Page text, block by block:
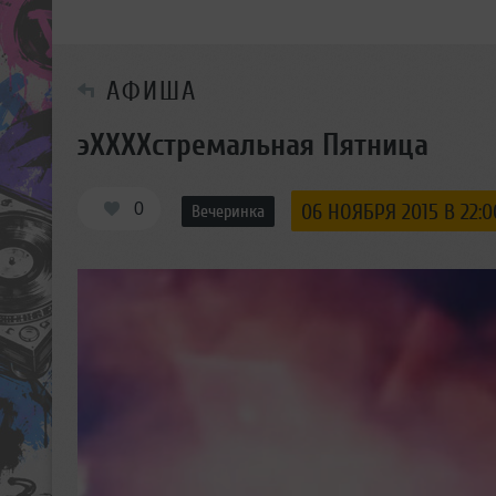
АФИША
эХХХХстремальная Пятница
0 Вечеринка 06 НОЯБРЯ 2015 В